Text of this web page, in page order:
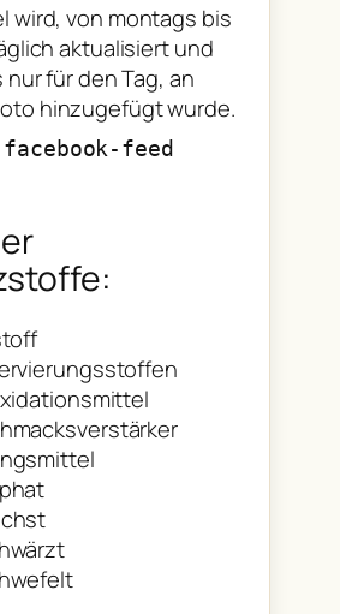
wird, von montags bis
aktualisiert und
für den Tag, an
hinzugefügt wurde.
feed